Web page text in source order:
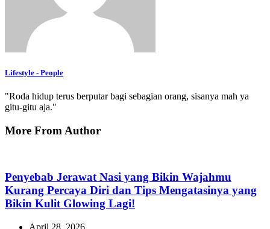
Lifestyle - People
"Roda hidup terus berputar bagi sebagian orang, sisanya mah ya
gitu-gitu aja."
More From Author
Penyebab Jerawat Nasi yang Bikin Wajahmu
Kurang Percaya Diri dan Tips Mengatasinya yang
Bikin Kulit Glowing Lagi!